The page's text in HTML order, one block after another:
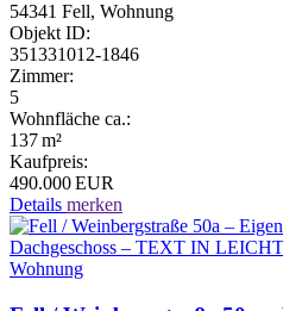
54341 Fell, Wohnung
Objekt ID:
351331012-1846
Zimmer:
5
Wohnfläche ca.:
137 m²
Kaufpreis:
490.000 EUR
Details merken